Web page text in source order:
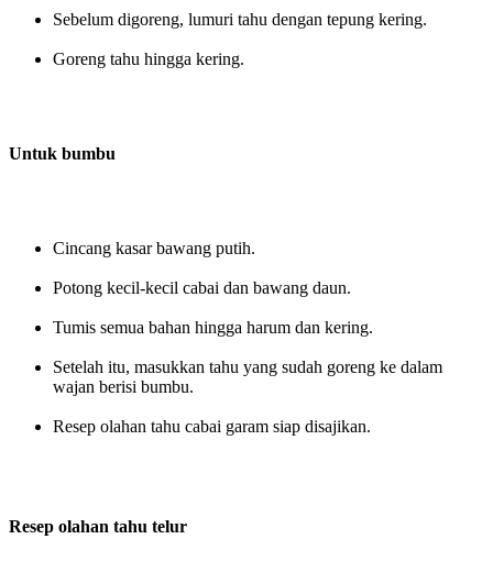
Sebelum digoreng, lumuri tahu dengan tepung kering.
Goreng tahu hingga kering.
Untuk bumbu
Cincang kasar bawang putih.
Potong kecil-kecil cabai dan bawang daun.
Tumis semua bahan hingga harum dan kering.
Setelah itu, masukkan tahu yang sudah goreng ke dalam
wajan berisi bumbu.
Resep olahan tahu cabai garam siap disajikan.
Resep olahan tahu telur